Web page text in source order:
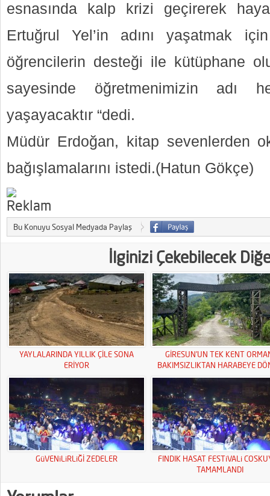
esnasında kalp krizi geçirerek
Ertuğrul Yel’in adını yaşatmak
öğrencilerin desteği ile kütüphane
sayesinde öğretmenimizin adı
yaşayacaktır “dedi.
Müdür Erdoğan, kitap sevenlerden
bağışlamalarını istedi.(Hatun Gökçe)
Bu Konuyu Sosyal Medyada Paylaş
İlginizi Çekebilecek
YAYLALARINDA YILLIK ÇİLE SONA
ERİYOR
GİRESUN’UN TEK KENT
BAKIMSIZLIKTAN HARABEYE
GüVENiLiRLiĞİ ZEDELER
FINDIK HASAT FESTiVALi
TAMAMLANDI